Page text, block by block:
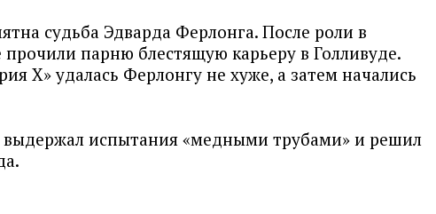
судьба Эдварда Ферлонга. После роли в
прочили парню блестящую карьеру в Голливуде.
X» удалась Ферлонгу не хуже, а затем начались
испытания «медными трубами» и решил